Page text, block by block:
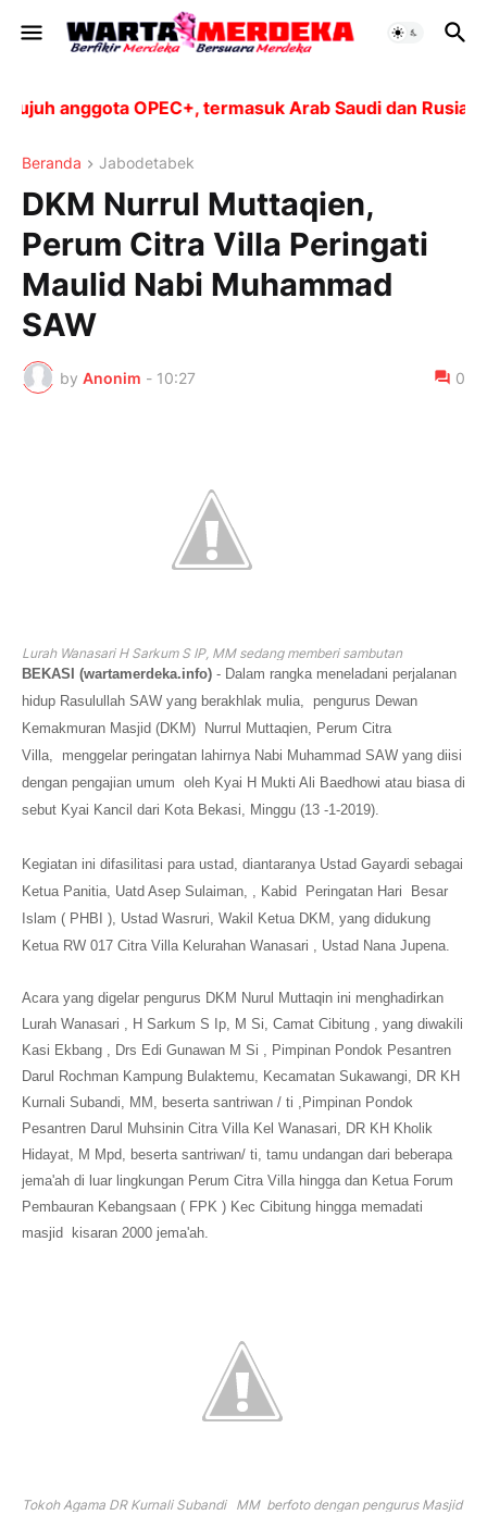
anggota OPEC+, termasuk Arab Saudi dan Rusia,
Beranda Jabodetabek
DKM Nurrul Muttaqien,
Perum Citra Villa Peringati
Maulid Nabi Muhammad
SAW
by Anonim - 10:27 0
Lurah Wanasari H Sarkum S IP, MM sedang memberi sambutan
BEKASI (wartamerdeka.info) - Dalam rangka meneladani perjalanan
hidup Rasulullah SAW yang berakhlak mulia, pengurus Dewan
Kemakmuran Masjid (DKM) Nurrul Muttaqien, Perum Citra
Villa, menggelar peringatan lahirnya Nabi Muhammad SAW yang diisi
dengan pengajian umum oleh Kyai H Mukti Ali Baedhowi atau biasa di
sebut Kyai Kancil dari Kota Bekasi, Minggu (13 -1-2019).
Kegiatan ini difasilitasi para ustad, diantaranya Ustad Gayardi sebagai
Ketua Panitia, Uatd Asep Sulaiman, , Kabid Peringatan Hari Besar
Islam ( PHBI ), Ustad Wasruri, Wakil Ketua DKM, yang didukung
Ketua RW 017 Citra Villa Kelurahan Wanasari , Ustad Nana Jupena.
Acara yang digelar pengurus DKM Nurul Muttaqin ini menghadirkan
Lurah Wanasari , H Sarkum S Ip, M Si, Camat Cibitung , yang diwakili
Kasi Ekbang , Drs Edi Gunawan M Si , Pimpinan Pondok Pesantren
Darul Rochman Kampung Bulaktemu, Kecamatan Sukawangi, DR KH
Kurnali Subandi, MM, beserta santriwan / ti ,Pimpinan Pondok
Pesantren Darul Muhsinin Citra Villa Kel Wanasari, DR KH Kholik
Hidayat, M Mpd, beserta santriwan/ ti, tamu undangan dari beberapa
jema'ah di luar lingkungan Perum Citra Villa hingga dan Ketua Forum
Pembauran Kebangsaan ( FPK ) Kec Cibitung hingga memadati
masjid kisaran 2000 jema'ah.
Tokoh Agama DR Kurnali Subandi MM berfoto dengan pengurus Masjid